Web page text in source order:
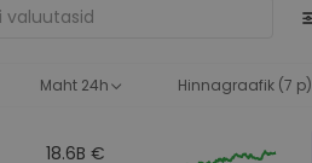
Maht 24h Hinnagraafik (7 p)
18.6B €